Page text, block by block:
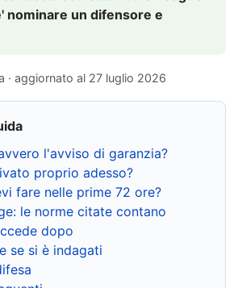
nominare un difensore e
· aggiornato al 27 luglio 2026
l'avviso di garanzia?
proprio adesso?
fare nelle prime 72 ore?
le norme citate contano
dopo
se si è indagati